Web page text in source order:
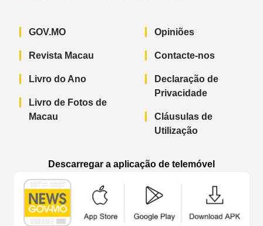
GOV.MO
Revista Macau
Livro do Ano
Livro de Fotos de
Macau
Opiniões
Contacte-nos
Declaração de
Privacidade
Cláusulas de
Utilização
Descarregar a aplicação de telemóvel